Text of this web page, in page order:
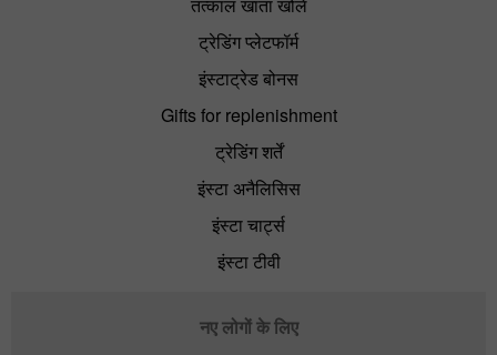
ट्रेडिंग प्लेटफॉर्म
इंस्टाट्रेड बोनस
Gifts for replenishment
ट्रेडिंग शर्तें
इंस्टा अनैलिसिस
इंस्टा चार्ट्स
इंस्टा टीवी
नए लोगों के लिए